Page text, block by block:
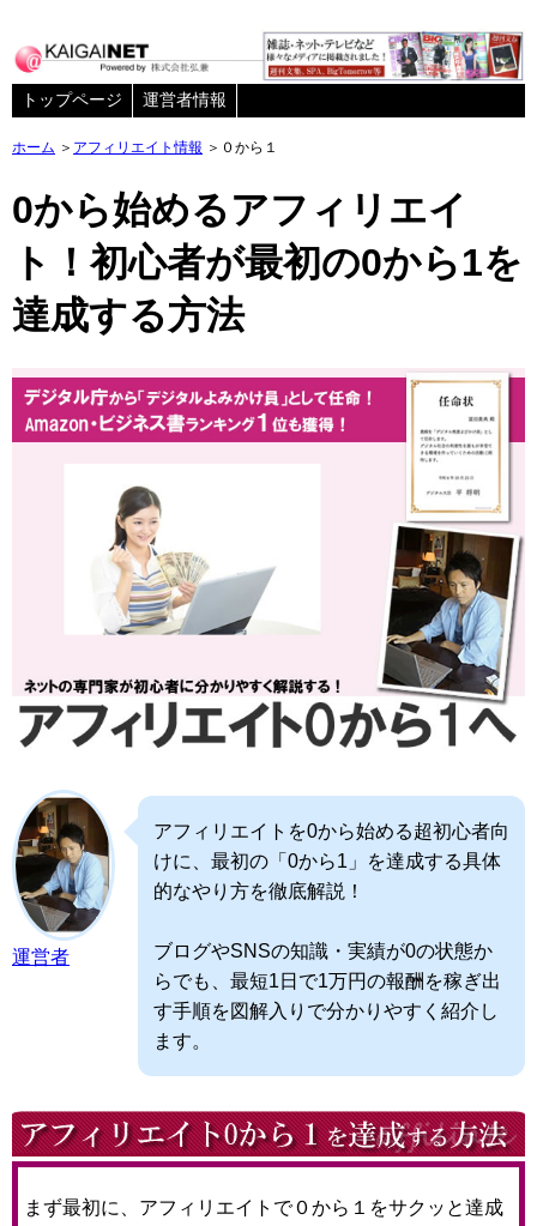
トップページ 運営者情報
ホーム ＞ アフィリエイト情報 ＞０から１
0から始めるアフィリエイ
ト！初心者が最初の0から1を
達成する方法
運営者
アフィリエイトを0から始める超初心者向
けに、最初の「0から1」を達成する具体
的なやり方を徹底解説！
ブログやSNSの知識・実績が0の状態か
らでも、最短1日で1万円の報酬を稼ぎ出
す手順を図解入りで分かりやすく紹介し
ます。
まず最初に、アフィリエイトで０から１をサクッと達成